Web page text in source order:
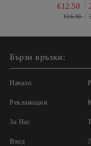
€12.50
€16.90
Бързи връзки:
Начало
Рекламации
За Нас
Вход